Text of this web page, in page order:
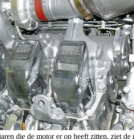
die de motor er op heeft zitten, ziet